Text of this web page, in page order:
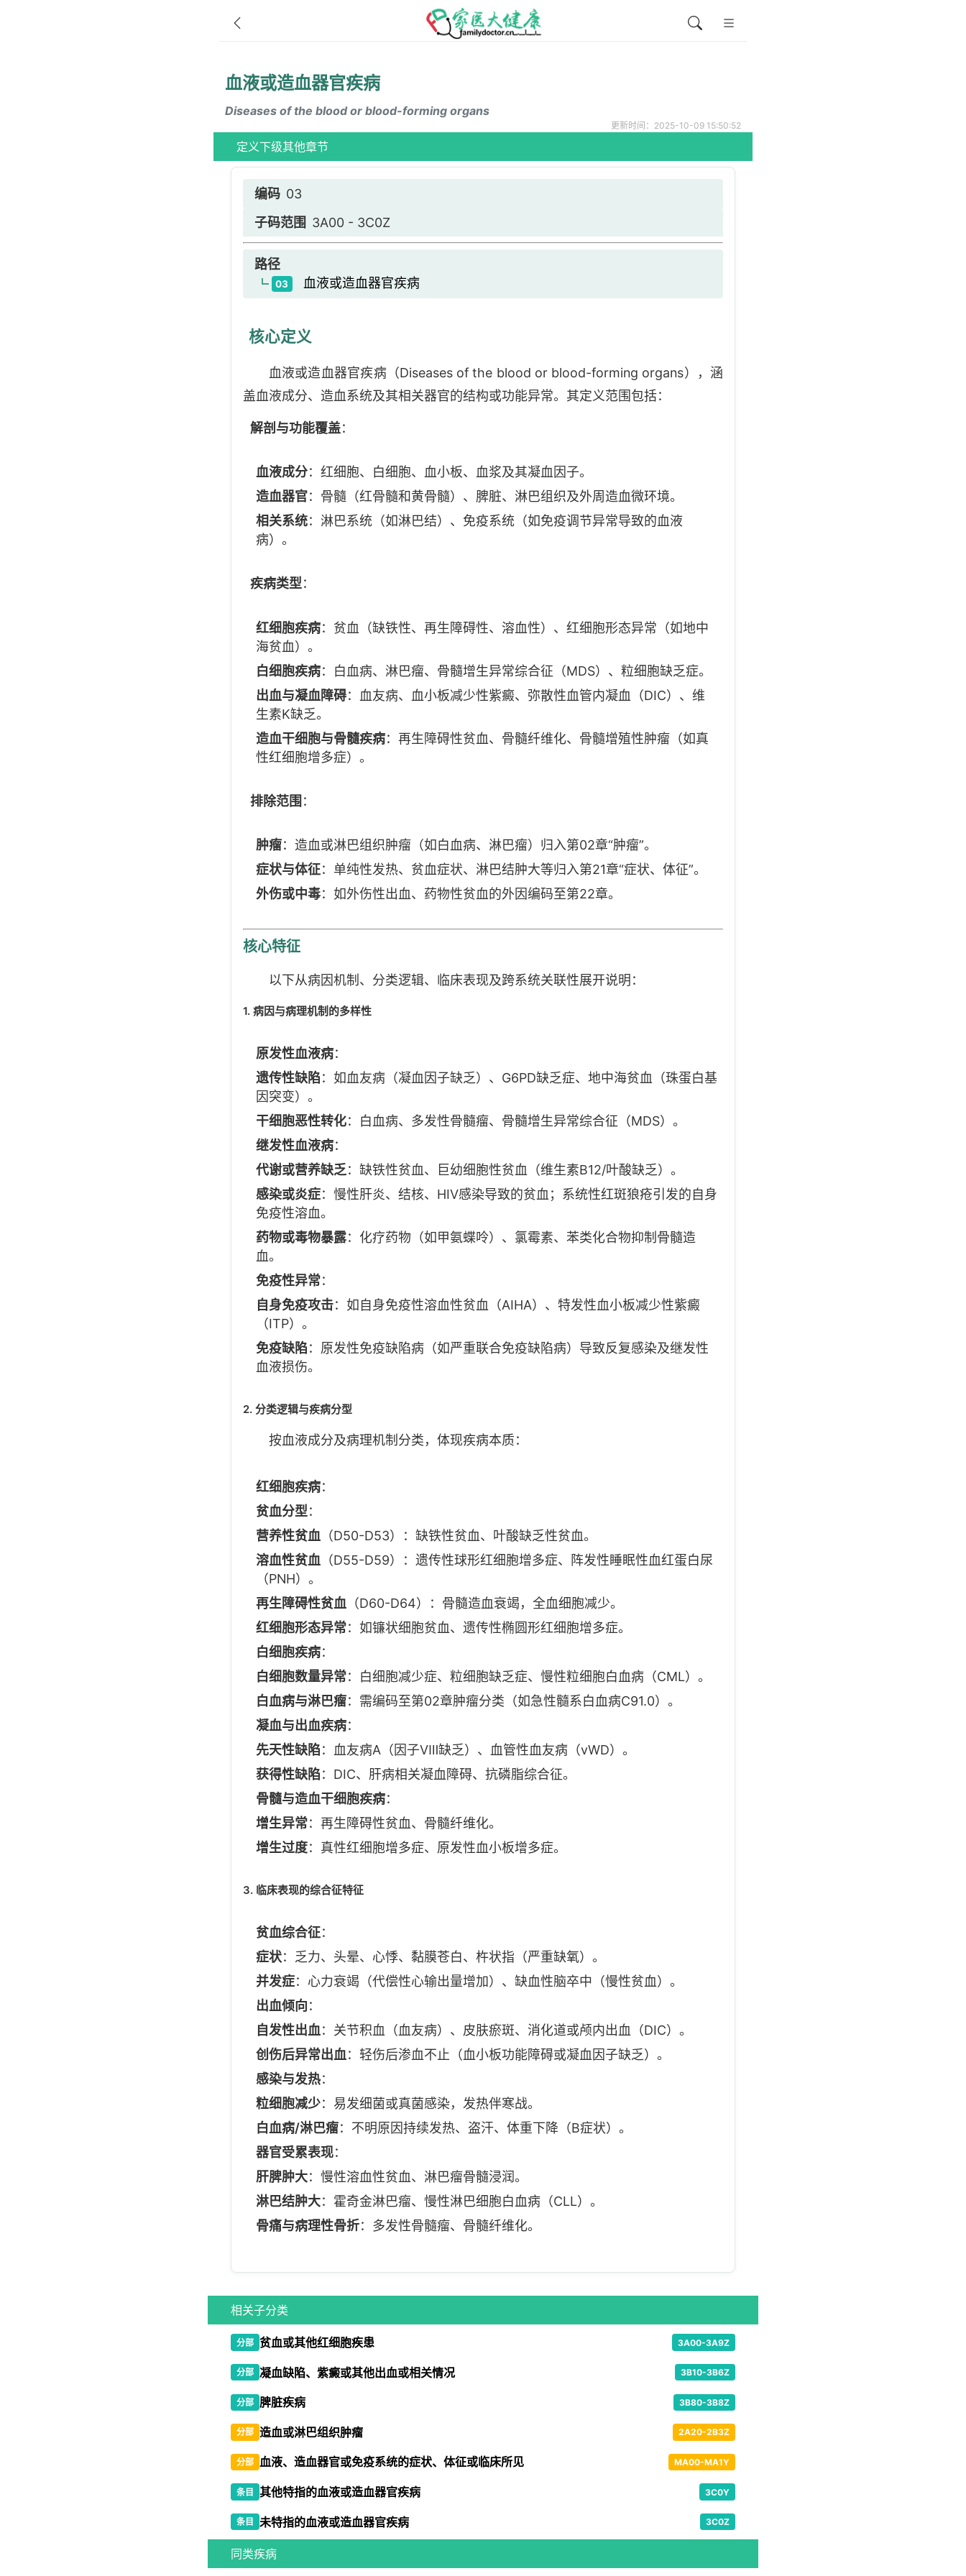
血液或造血器官疾病
Diseases of the blood or blood-forming organs
更新时间：2025-10-09 15:50:52
定义下级其他章节
编码 03
子码范围 3A00 - 3C0Z
路径
03 血液或造血器官疾病
核心定义
血液或造血器官疾病（Diseases of the blood or blood-forming organs），涵
盖血液成分、造血系统及其相关器官的结构或功能异常。其定义范围包括：
解剖与功能覆盖：
血液成分：红细胞、白细胞、血小板、血浆及其凝血因子。
造血器官：骨髓（红骨髓和黄骨髓）、脾脏、淋巴组织及外周造血微环境。
相关系统：淋巴系统（如淋巴结）、免疫系统（如免疫调节异常导致的血液
病）。
疾病类型：
红细胞疾病：贫血（缺铁性、再生障碍性、溶血性）、红细胞形态异常（如地中
海贫血）。
白细胞疾病：白血病、淋巴瘤、骨髓增生异常综合征（MDS）、粒细胞缺乏症。
出血与凝血障碍：血友病、血小板减少性紫癜、弥散性血管内凝血（DIC）、维
生素K缺乏。
造血干细胞与骨髓疾病：再生障碍性贫血、骨髓纤维化、骨髓增殖性肿瘤（如真
性红细胞增多症）。
排除范围 ：
肿瘤：造血或淋巴组织肿瘤（如白血病、淋巴瘤）归入第02章“肿瘤”。
症状与体征：单纯性发热、贫血症状、淋巴结肿大等归入第21章“症状、体征”。
外伤或中毒：如外伤性出血、药物性贫血的外因编码至第22章。
核心特征
以下从病因机制、分类逻辑、临床表现及跨系统关联性展开说明：
1. 病因与病理机制的多样性
原发性血液病：
遗传性缺陷：如血友病（凝血因子缺乏）、G6PD缺乏症、地中海贫血（珠蛋白基
因突变）。
干细胞恶性转化：白血病、多发性骨髓瘤、骨髓增生异常综合征（MDS）。
继发性血液病：
代谢或营养缺乏：缺铁性贫血、巨幼细胞性贫血（维生素B12/叶酸缺乏）。
感染或炎症：慢性肝炎、结核、HIV感染导致的贫血；系统性红斑狼疮引发的自身
免疫性溶血。
药物或毒物暴露：化疗药物（如甲氨蝶呤）、氯霉素、苯类化合物抑制骨髓造
血。
免疫性异常：
自身免疫攻击：如自身免疫性溶血性贫血（AIHA）、特发性血小板减少性紫癜
（ITP）。
免疫缺陷：原发性免疫缺陷病（如严重联合免疫缺陷病）导致反复感染及继发性
血液损伤。
2. 分类逻辑与疾病分型
按血液成分及病理机制分类，体现疾病本质：
红细胞疾病：
贫血分型：
营养性贫血 （D50-D53）：缺铁性贫血、叶酸缺乏性贫血。
溶血性贫血 （D55-D59）：遗传性球形红细胞增多症、阵发性睡眠性血红蛋白尿
（PNH）。
再生障碍性贫血 （D60-D64）：骨髓造血衰竭，全血细胞减少。
红细胞形态异常：如镰状细胞贫血、遗传性椭圆形红细胞增多症。
白细胞疾病：
白细胞数量异常：白细胞减少症、粒细胞缺乏症、慢性粒细胞白血病（CML）。
白血病与淋巴瘤：需编码至第02章肿瘤分类（如急性髓系白血病C91.0）。
凝血与出血疾病：
先天性缺陷：血友病A（因子Ⅷ缺乏）、血管性血友病（vWD）。
获得性缺陷：DIC、肝病相关凝血障碍、抗磷脂综合征。
骨髓与造血干细胞疾病：
增生异常：再生障碍性贫血、骨髓纤维化。
增生过度：真性红细胞增多症、原发性血小板增多症。
3. 临床表现的综合征特征
贫血综合征：
症状：乏力、头晕、心悸、黏膜苍白、杵状指（严重缺氧）。
并发症：心力衰竭（代偿性心输出量增加）、缺血性脑卒中（慢性贫血）。
出血倾向：
自发性出血：关节积血（血友病）、皮肤瘀斑、消化道或颅内出血（DIC）。
创伤后异常出血：轻伤后渗血不止（血小板功能障碍或凝血因子缺乏）。
感染与发热：
粒细胞减少：易发细菌或真菌感染，发热伴寒战。
白血病/淋巴瘤：不明原因持续发热、盗汗、体重下降（B症状）。
器官受累表现：
肝脾肿大：慢性溶血性贫血、淋巴瘤骨髓浸润。
淋巴结肿大：霍奇金淋巴瘤、慢性淋巴细胞白血病（CLL）。
骨痛与病理性骨折：多发性骨髓瘤、骨髓纤维化。
相关子分类
分部 贫血或其他红细胞疾患 3A00-3A9Z
分部 凝血缺陷、紫癜或其他出血或相关情况 3B10-3B6Z
分部 脾脏疾病 3B80-3B8Z
分部 造血或淋巴组织肿瘤 2A20-2B3Z
分部 血液、造血器官或免疫系统的症状、体征或临床所见 MA00-MA1Y
条目 其他特指的血液或造血器官疾病 3C0Y
条目 未特指的血液或造血器官疾病 3C0Z
同类疾病